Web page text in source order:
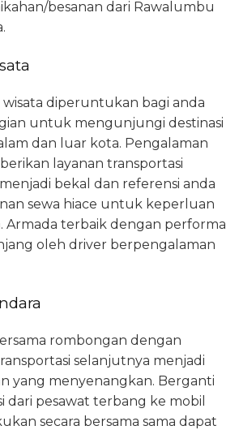
besanan dari Rawalumbu
wisata diperuntukan bagi anda
untuk mengunjungi destinasi
dan luar kota. Pengalaman
layanan transportasi
bekal dan referensi anda
sewa hiace untuk keperluan
Armada terbaik dengan performa
oleh driver berpengalaman
rombongan dengan
selanjutnya menjadi
yang menyenangkan. Berganti
dari pesawat terbang ke mobil
secara bersama sama dapat